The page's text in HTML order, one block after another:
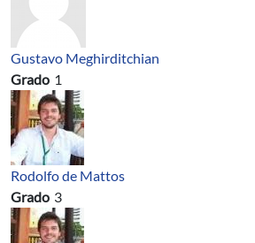
Gustavo Meghirditchian
Grado 1
Rodolfo de Mattos
Grado 3